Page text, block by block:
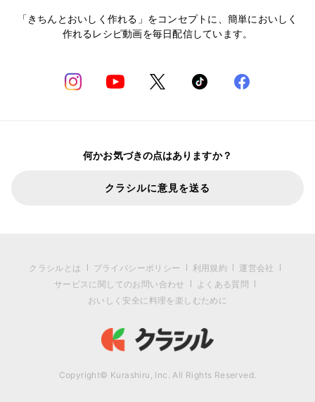
「きちんとおいしく作れる」をコンセプトに、簡単においしく
作れるレシピ動画を毎日配信しています。
何かお気づきの点はありますか？
クラシルに意見を送る
クラシルとは プライバシーポリシー 利用規約
運営会社
サービスに関してのお問い合わせ
よくある質問
おいしく安全に料理を楽しむために
Copyright© Kurashiru, Inc. All Rights Reserved.